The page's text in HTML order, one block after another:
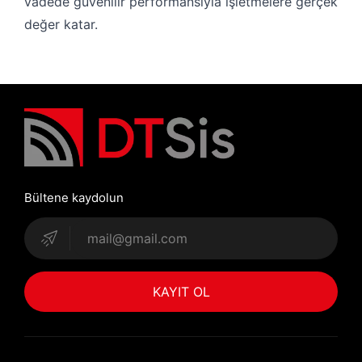
değer katar.
Bültene kaydolun
KAYIT OL